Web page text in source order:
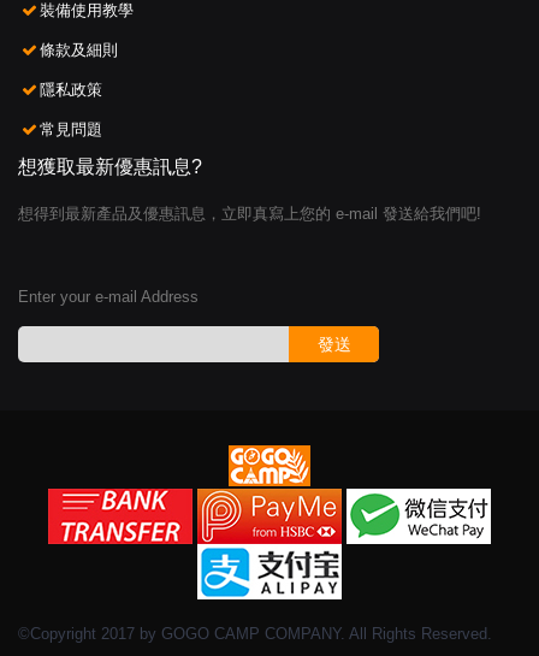
裝備使用教學
條款及細則
隱私政策
常見問題
想獲取最新優惠訊息?
想得到最新產品及優惠訊息，立即真寫上您的 e-mail 發送給我們吧!
Enter your e-mail Address
發送
©Copyright 2017 by GOGO CAMP COMPANY. All Rights Reserved.